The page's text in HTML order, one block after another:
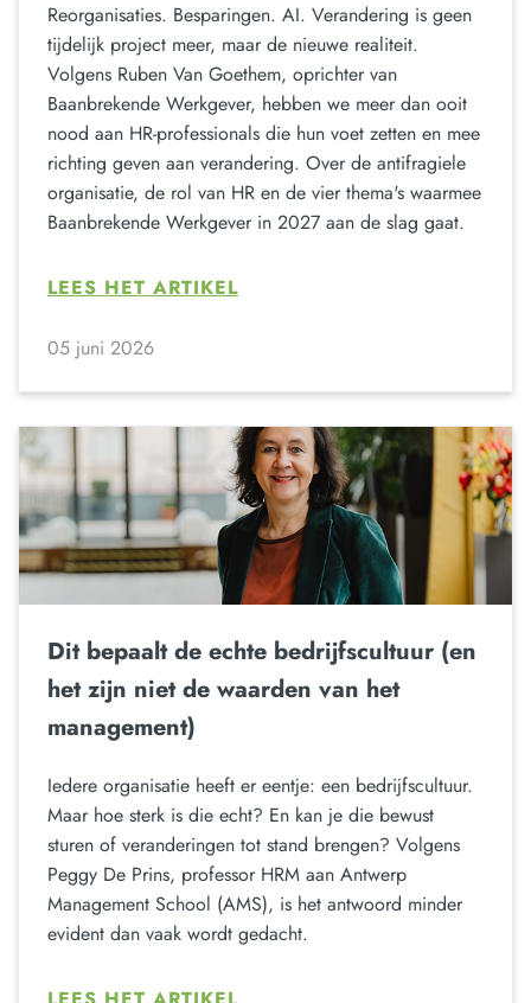
Reorganisaties. Besparingen. AI. Verandering is geen
tijdelijk project meer, maar de nieuwe realiteit.
Volgens Ruben Van Goethem, oprichter van
Baanbrekende Werkgever, hebben we meer dan ooit
nood aan HR-professionals die hun voet zetten en mee
richting geven aan verandering. Over de antifragiele
organisatie, de rol van HR en de vier thema's waarmee
Baanbrekende Werkgever in 2027 aan de slag gaat.
LEES HET ARTIKEL
05 juni 2026
Dit bepaalt de echte bedrijfscultuur (en
het zijn niet de waarden van het
management)
Iedere organisatie heeft er eentje: een bedrijfscultuur.
Maar hoe sterk is die echt? En kan je die bewust
sturen of veranderingen tot stand brengen? Volgens
Peggy De Prins, professor HRM aan Antwerp
Management School (AMS), is het antwoord minder
evident dan vaak wordt gedacht.